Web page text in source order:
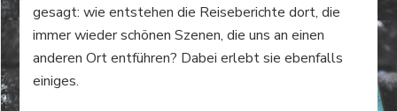
gesagt: wie entstehen die Reiseberichte dort, die
immer wieder schönen Szenen, die uns an einen
anderen Ort entführen? Dabei erlebt sie ebenfalls
einiges.